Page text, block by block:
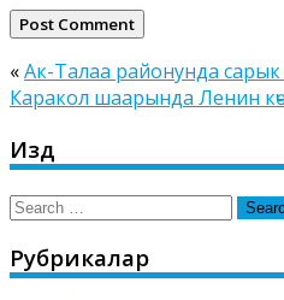
«Ак-Талаа районунда сарык
Каракол шаарында Ленин
Издөө
Search
Рубрикалар